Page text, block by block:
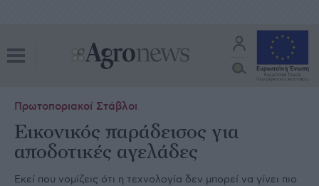
Πρωτοποριακοί Στάβλοι
Εικονικός παράδεισος για
αποδοτικές αγελάδες
Εκεί που νομίζεις ότι η τεχνολογία δεν μπορεί να γίνει πιο